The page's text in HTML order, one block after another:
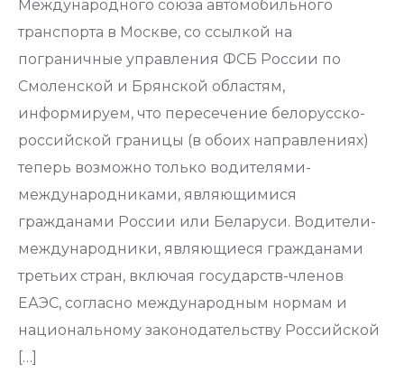
Международного союза автомобильного
транспорта в Москве, со ссылкой на
пограничные управления ФСБ России по
Смоленской и Брянской областям,
информируем, что пересечение белорусско-
российской границы (в обоих направлениях)
теперь возможно только водителями-
международниками, являющимися
гражданами России или Беларуси. Водители-
международники, являющиеся гражданами
третьих стран, включая государств-членов
ЕАЭС, согласно международным нормам и
национальному законодательству Российской
[…]